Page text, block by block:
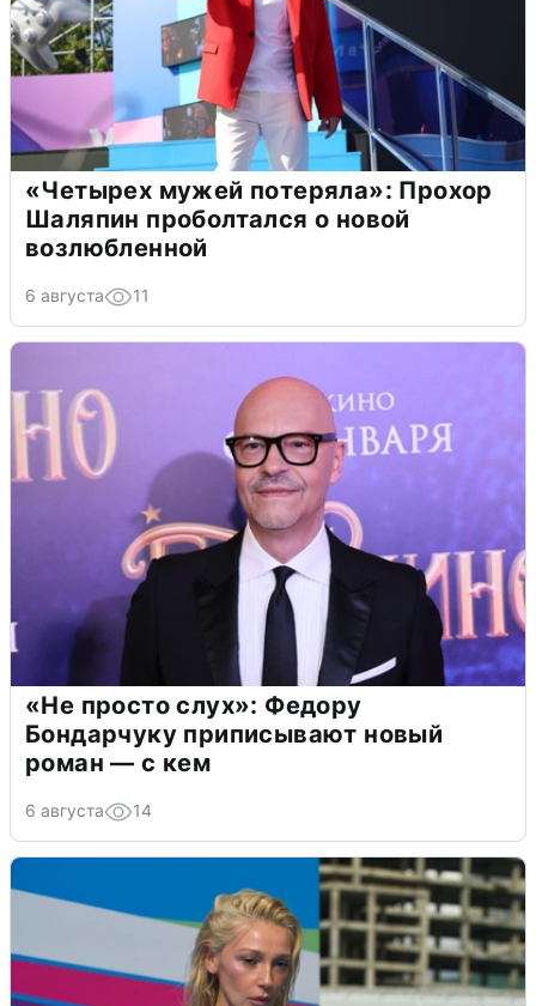
«Четырех мужей потеряла»: Прохор
Шаляпин проболтался о новой
возлюбленной
6 августа 11
«Не просто слух»: Федору
Бондарчуку приписывают новый
роман — с кем
6 августа 14